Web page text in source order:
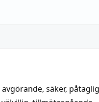
avgörande, säker, påtaglig